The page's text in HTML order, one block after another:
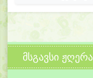
მსგავსი